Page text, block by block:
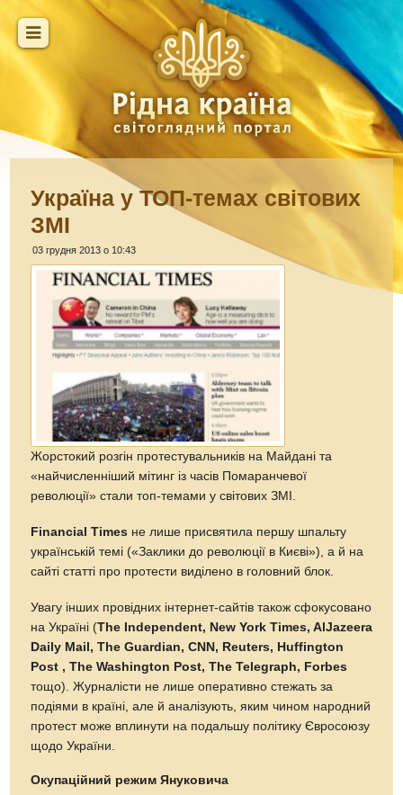
Україна у ТОП-темах світових
ЗМІ
03 грудня 2013 о 10:43
Жорстокий розгін протестувальників на Майдані та
«найчисленніший мітинг із часів Помаранчевої
революції» стали топ-темами у світових ЗМІ.
Financial Times не лише присвятила першу шпальту
українській темі («Заклики до революції в Києві»), а й на
сайті статті про протести виділено в головний блок.
Увагу інших провідних інтернет-сайтів також сфокусовано
на Україні (The Independent, New York Times, AlJazeera
Daily Mail, The Guardian, CNN, Reuters, Huffington
Post , The Washington Post, The Telegraph, Forbes
тощо). Журналісти не лише оперативно стежать за
подіями в країні, але й аналізують, яким чином народний
протест може вплинути на подальшу політику Євросоюзу
щодо України.
Окупаційний режим Януковича